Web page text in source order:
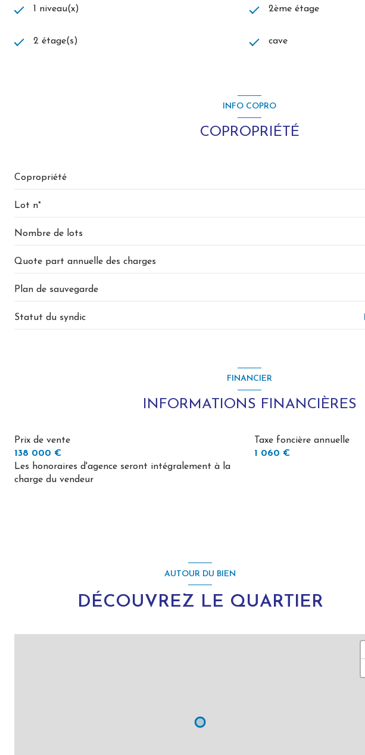
1 niveau(x) 2ème étage
2 étage(s) cave
INFO COPRO
COPROPRIÉTÉ
Copropriété
Lot n°
Nombre de lots
Quote part annuelle des charges
Plan de sauvegarde
Statut du syndic
FINANCIER
INFORMATIONS FINANCIÈRES
Prix de vente
138 000 €
Les honoraires d'agence seront intégralement à la
charge du vendeur
Taxe foncière annuelle
1 060 €
AUTOUR DU BIEN
DÉCOUVREZ LE QUARTIER